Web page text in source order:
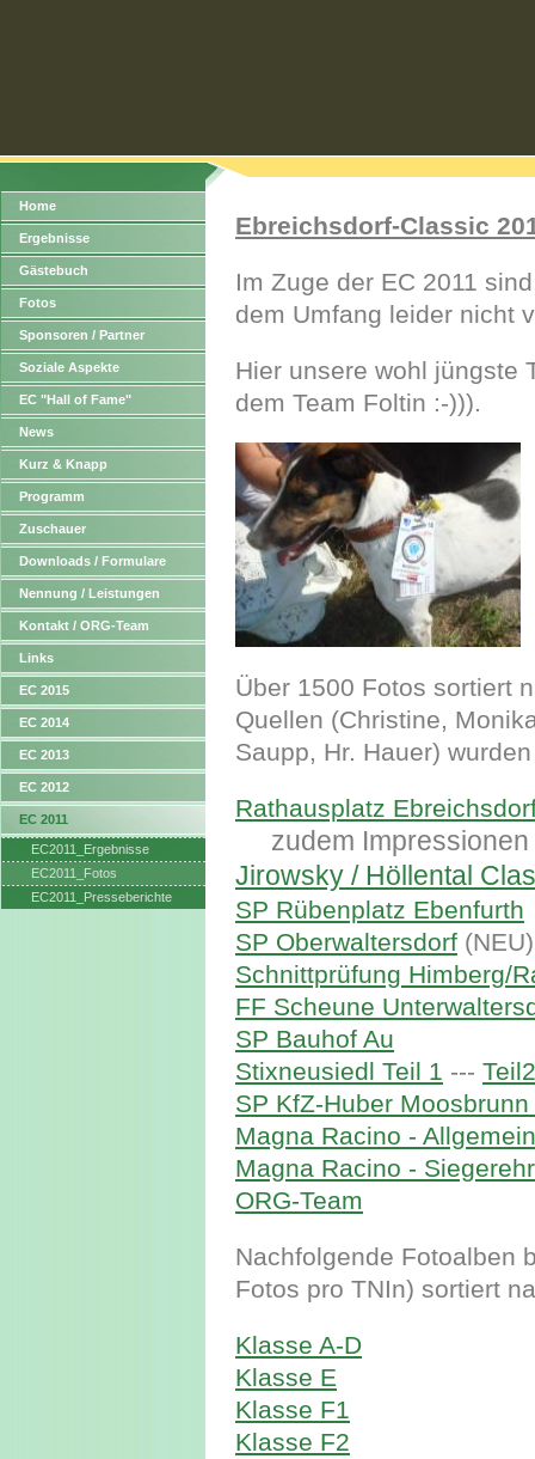
Home
Ergebnisse
Gästebuch
Fotos
Sponsoren / Partner
Soziale Aspekte
EC "Hall of Fame"
News
Kurz & Knapp
Programm
Zuschauer
Downloads / Formulare
Nennung / Leistungen
Kontakt / ORG-Team
Links
EC 2015
EC 2014
EC 2013
EC 2012
EC 2011
EC2011_Ergebnisse
EC2011_Fotos
EC2011_Presseberichte
Ebreichsdorf-Classic
Im Zuge der EC 2011
dem Umfang leider nicht
Hier unsere wohl jüngste
dem Team Foltin :-))).
Über 1500 Fotos sortiert
Quellen (Christine,
Saupp, Hr. Hauer)
Rathausplatz
zudem Impressionen
Jirowsky / Höllental
SP Rübenplatz Ebenfurth
SP Oberwaltersdorf (NEU)
Schnittprüfung Himberg/
FF Scheune
SP Bauhof Au
Stixneusiedl Teil 1 --- Teil2
SP KfZ-Huber Moosbrunn
Magna Racino - Allgemein
Magna Racino -
ORG-Team
Nachfolgende Fotoalben
Fotos pro TNIn) sortiert
Klasse A-D
Klasse E
Klasse F1
Klasse F2